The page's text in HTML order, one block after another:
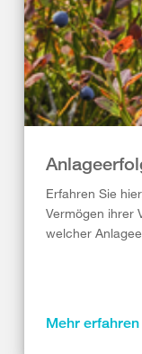
Erfahren Sie
Vermögen ihrer
welcher
Mehr erfahren